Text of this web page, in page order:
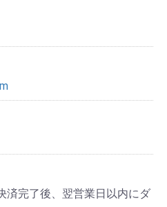
済完了後、翌営業日以内にダ